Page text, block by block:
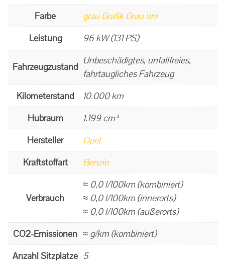
Farbe
grau Grafik Grau uni
Leistung
96 kW (131 PS)
Fahrzeugzustand
Unbeschädigtes, unfallfreies,
fahrtaugliches Fahrzeug
Kilometerstand
10.000 km
Hubraum
1.199 cm³
Hersteller
Opel
Kraftstoffart
Benzin
Verbrauch
≈ 0,0 l/100km (kombiniert)
≈ 0,0 l/100km (innerorts)
≈ 0,0 l/100km (außerorts)
CO2-Emissionen ≈ g/km (kombiniert)
Anzahl Sitzplätze 5